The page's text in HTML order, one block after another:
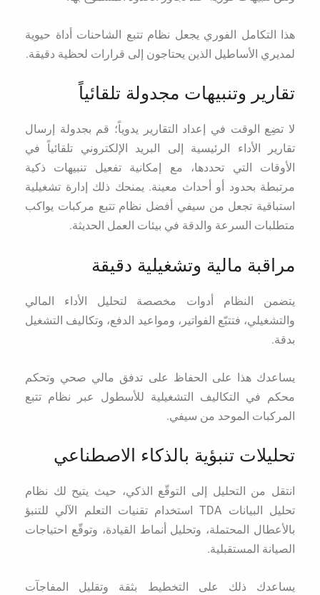
هذا التكامل الفوري يجعل نظام تتبع الشاحنات أداة حيوية
لمديري الأساطيل الذين يحتاجون إلى قرارات لحظية دقيقة.
تقارير وتنبيهات مجدولة تلقائياً
لا تضِع الوقت في إعداد التقارير يدوياً؛ قم بجدولة إرسال
تقارير الأداء الرئيسية إلى البريد الإلكتروني تلقائياً في
الأوقات التي تحددها، مع إمكانية تفعيل تنبيهات ذكية
مرتبطة بحدود أو أحداث معينة. يمنحك ذلك إدارة تشغيلية
استباقية تجعل من سيفي أفضل نظام تتبع مركبات يواكب
متطلبات السرعة والدقة في بيئات العمل الحديثة.
مراقبة مالية وتشغيلية دقيقة
يتضمن النظام أدوات مخصصة لتحليل الأداء المالي
والتشغيلي، فتتبّع الفواتير، ومواعيد الدفع، وتكاليف التشغيل
بدقة.
يساعدك هذا على الحفاظ على تدفق مالي صحي وتحكم
محكم في التكاليف التشغيلية للأسطول عبر نظام تتبع
المركبات الموحد من سيفي.
تحليلات تنبؤية بالذكاء الاصطناعي
انتقل من التحليل إلى التوقّع الذكي، حيث يتيح لك نظام
تحليل البيانات TDA استخدام تقنيات التعلم الآلي للتنبؤ
بالأعطال المحتملة، وتحليل أنماط القيادة، وتوقّع احتياجات
الصيانة المستقبلية.
يساعدك ذلك على التخطيط بثقة وتقليل المفاجآت